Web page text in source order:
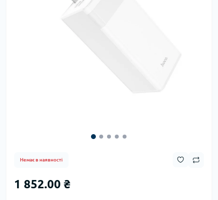
Немає в наявності
1 852.00 ₴